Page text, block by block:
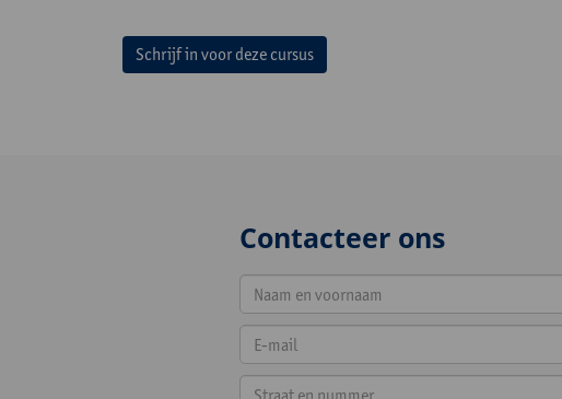
Schrijf in voor deze cursus
Contacteer ons